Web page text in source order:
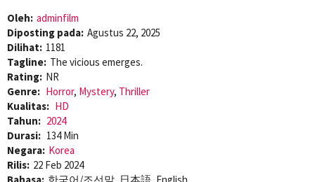
Oleh: adminfilm
Diposting pada: Agustus 22, 2025
Dilihat: 1181
Tagline: The vicious emerges.
Rating: NR
Genre: Horror, Mystery, Thriller
Kualitas: HD
Tahun: 2024
Durasi: 134 Min
Negara: Korea
Rilis: 22 Feb 2024
Bahasa: 한국어/조선말, 日本語, English